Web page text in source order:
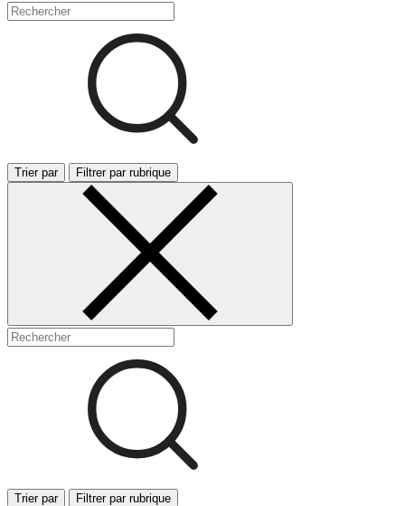
Trier par Filtrer par rubrique
Trier par Filtrer par rubrique